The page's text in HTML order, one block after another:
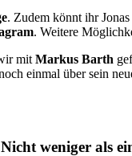
. Zudem könnt ihr
. Weitere
mit Markus Barth
einmal über sein
weniger als